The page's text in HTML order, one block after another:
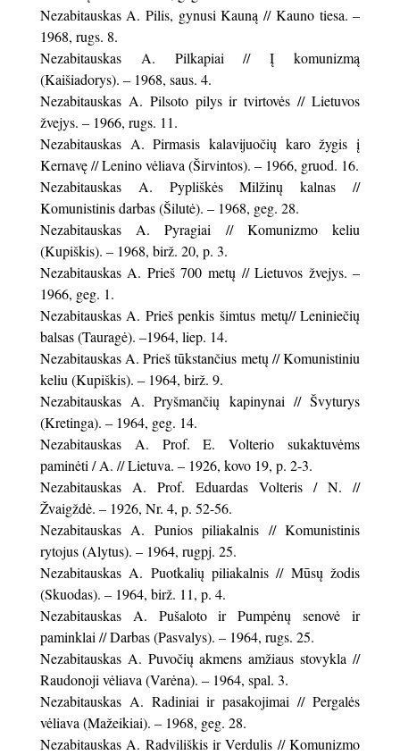
Nezabitauskas A. Pilis, gynusi Kauną // Kauno tiesa. –
1968, rugs. 8.
Nezabitauskas A. Pilkapiai // Į komunizmą
(Kaišiadorys). – 1968, saus. 4.
Nezabitauskas A. Pilsoto pilys ir tvirtovės // Lietuvos
žvejys. – 1966, rugs. 11.
Nezabitauskas A. Pirmasis kalavijuočių karo žygis į
Kernavę // Lenino vėliava (Širvintos). – 1966, gruod. 16.
Nezabitauskas A. Pypliškės Milžinų kalnas //
Komunistinis darbas (Šilutė). – 1968, geg. 28.
Nezabitauskas A. Pyragiai // Komunizmo keliu
(Kupiškis). – 1968, birž. 20, p. 3.
Nezabitauskas A. Prieš 700 metų // Lietuvos žvejys. –
1966, geg. 1.
Nezabitauskas A. Prieš penkis šimtus metų// Leniniečių
balsas (Tauragė). –1964, liep. 14.
Nezabitauskas A. Prieš tūkstančius metų // Komunistiniu
keliu (Kupiškis). – 1964, birž. 9.
Nezabitauskas A. Pryšmančių kapinynai // Švyturys
(Kretinga). – 1964, geg. 14.
Nezabitauskas A. Prof. E. Volterio sukaktuvėms
paminėti / A. // Lietuva. – 1926, kovo 19, p. 2-3.
Nezabitauskas A. Prof. Eduardas Volteris / N. //
Žvaigždė. – 1926, Nr. 4, p. 52-56.
Nezabitauskas A. Punios piliakalnis // Komunistinis
rytojus (Alytus). – 1964, rugpj. 25.
Nezabitauskas A. Puotkalių piliakalnis // Mūsų žodis
(Skuodas). – 1964, birž. 11, p. 4.
Nezabitauskas A. Pušaloto ir Pumpėnų senovė ir
paminklai // Darbas (Pasvalys). – 1964, rugs. 25.
Nezabitauskas A. Puvočių akmens amžiaus stovykla //
Raudonoji vėliava (Varėna). – 1964, spal. 3.
Nezabitauskas A. Radiniai ir pasakojimai // Pergalės
vėliava (Mažeikiai). – 1968, geg. 28.
Nezabitauskas A. Radviliškis ir Verdulis // Komunizmo